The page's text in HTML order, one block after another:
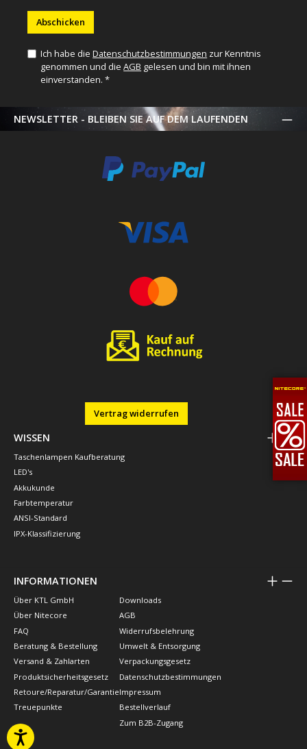
Abschicken
Ich habe dieDatenschutzbestimmungen zur Kenntnis
genommen und dieAGB gelesen und bin mit ihnen
einverstanden. *
NEWSLETTER - BLEIBEN SIE AUF DEM LAUFENDEN
Vertrag widerrufen
WISSEN
Taschenlampen Kaufberatung
LED's
Akkukunde
Farbtemperatur
ANSI-Standard
IPX-Klassifizierung
INFORMATIONEN
Über KTL GmbH
Über Nitecore
FAQ
Beratung & Bestellung
Versand & Zahlarten
Produktsicherheitsgesetz
Retoure/Reparatur/Garantie
Treuepunkte
Downloads
AGB
Widerrufsbelehrung
Umwelt & Entsorgung
Verpackungsgesetz
Datenschutzbestimmungen
Impressum
Bestellverlauf
Zum B2B-Zugang